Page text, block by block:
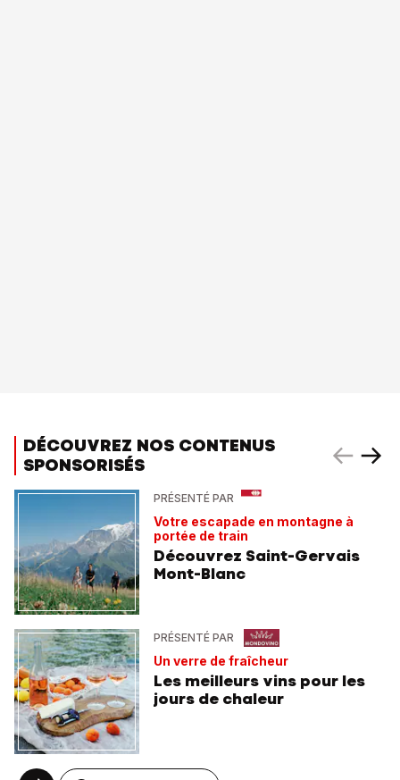
DÉCOUVREZ NOS CONTENUS
SPONSORISÉS
PRÉSENTÉ PAR
Votre escapade en montagne à
portée de train
Découvrez Saint-Gervais
Mont-Blanc
PRÉSENTÉ PAR
Un verre de fraîcheur
Les meilleurs vins pour les
jours de chaleur